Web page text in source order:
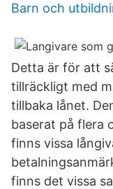
Barn och
Detta är för att
tillräckligt med
tillbaka lånet.
baserat på flera
finns vissa
finns det vissa